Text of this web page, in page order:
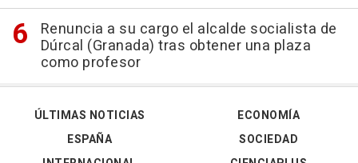
Renuncia a su cargo el alcalde socialista de
Dúrcal (Granada) tras obtener una plaza
como profesor
ÚLTIMAS NOTICIAS
ESPAÑA
ECONOMÍA
SOCIEDAD